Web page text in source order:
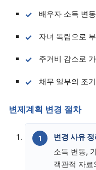
배우자 소득 변
자녀 독립으로
주거비 감소로
채무 일부의 조
변제계획 변경 절차
변경 사유 정
소득 변동,
객관적 자료